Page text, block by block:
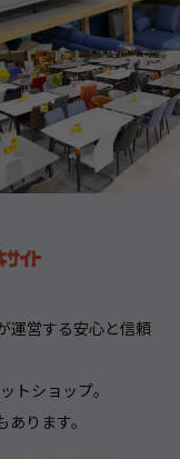
運営する安心と信頼
トショップ。
ります。